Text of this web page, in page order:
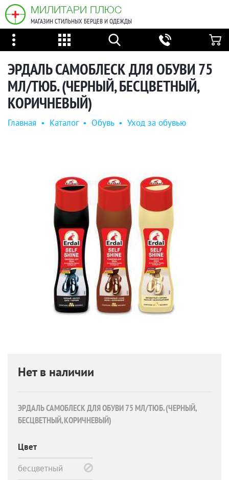
МИЛИТАРИ ПЛЮС
МАГАЗИН СТИЛЬНЫХ БЕРЦЕВ И ОДЕЖДЫ
ЭРДАЛЬ САМОБЛЕСК ДЛЯ ОБУВИ 75
МЛ/ТЮБ. (ЧЕРНЫЙ, БЕСЦВЕТНЫЙ,
КОРИЧНЕВЫЙ)
Главная • Каталог • Обувь • Уход за обувью
Нет в наличии
ЭРДАЛЬ САМОБЛЕСК ДЛЯ ОБУВИ 75 МЛ/ТЮБ. (ЧЕРНЫЙ,
БЕСЦВЕТНЫЙ, КОРИЧНЕВЫЙ)
Цвет
бесцветный